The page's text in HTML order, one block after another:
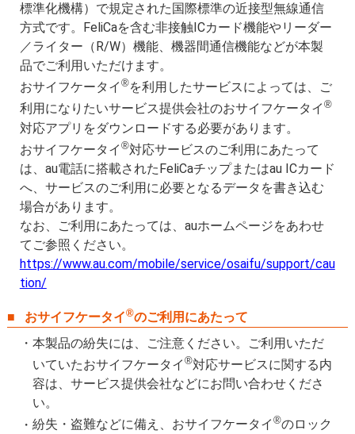
標準化機構）で規定された国際標準の近接型無線通信
方式です。FeliCaを含む非接触ICカード機能やリーダー
／ライター（R/W）機能、機器間通信機能などが本製
品でご利用いただけます。
おサイフケータイ ®を利用したサービスによっては、ご
利用になりたいサービス提供会社のおサイフケータイ ®
対応アプリをダウンロードする必要があります。
おサイフケータイ ®対応サービスのご利用にあたって
は、au電話に搭載されたFeliCaチップまたはau ICカード
へ、サービスのご利用に必要となるデータを書き込む
場合があります。
なお、ご利用にあたっては、auホームページをあわせ
てご参照ください。
https://www.au.com/mobile/service/osaifu/support/cau
tion/
おサイフケータイ®のご利用にあたって
本製品の紛失には、ご注意ください。ご利用いただ
いていたおサイフケータイ ®対応サービスに関する内
容は、サービス提供会社などにお問い合わせくださ
い。
紛失・盗難などに備え、おサイフケータイ ®のロック